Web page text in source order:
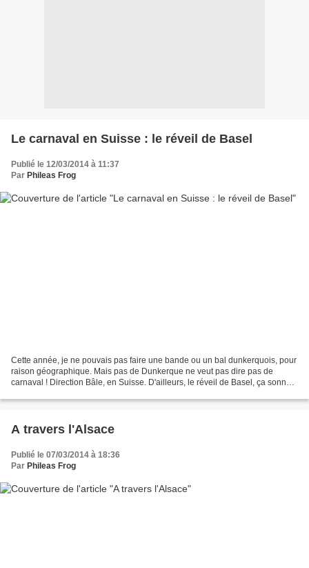
Le carnaval en Suisse : le réveil de Basel
Publié le 12/03/2014 à 11:37
Par Phileas Frog
Cette année, je ne pouvais pas faire une bande ou un bal dunkerquois, pour
raison géographique. Mais pas de Dunkerque ne veut pas dire pas de
carnaval ! Direction Bâle, en Suisse. D'ailleurs, le réveil de Basel, ça sonne
A travers l'Alsace
Publié le 07/03/2014 à 18:36
Par Phileas Frog